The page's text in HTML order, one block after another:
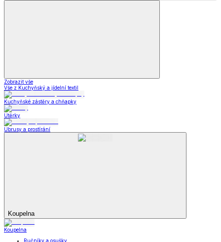
Zobrazit vše
Vše z Kuchyňský a jídelní textil
Kuchyňské zástěry a chňapky
Utěrky
Ubrusy a prostírání
Koupelna
Koupelna
Ručníky a osušky